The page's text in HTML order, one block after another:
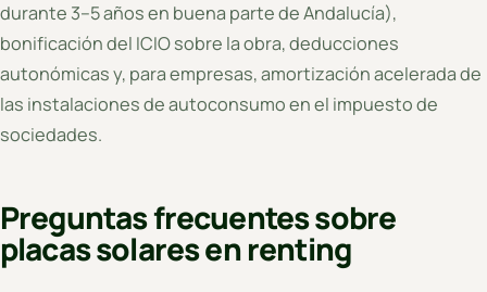
durante 3–5 años en buena parte de Andalucía),
bonificación del ICIO sobre la obra, deducciones
autonómicas y, para empresas, amortización acelerada de
las instalaciones de autoconsumo en el impuesto de
sociedades.
Preguntas frecuentes sobre
placas solares en renting